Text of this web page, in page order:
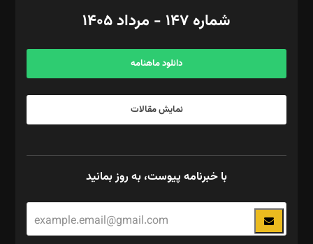
آگهی و مشترکین: ۰۹۱۹۹۹۹۰۴۵۴
شماره ۱۴۷ - مرداد ۱۴۰۵
دانلود ماهنامه
نمایش مقالات
با خبرنامه پیوست، به روز بمانید